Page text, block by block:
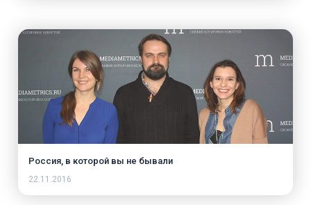
Россия, в которой вы не бывали
22.11.2016